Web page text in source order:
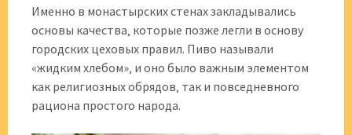
Именно в монастырских стенах закладывались
основы качества‚ которые позже легли в основу
городских цеховых правил. Пиво называли
«жидким хлебом»‚ и оно было важным элементом
как религиозных обрядов‚ так и повседневного
рациона простого народа.